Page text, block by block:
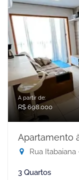
A partir de:
R$ 698.000
Apartamento
Rua Itabaiana
3 Quartos